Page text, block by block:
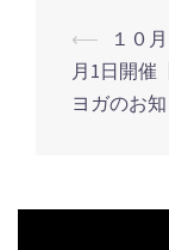
投
稿
⟵
１０
月1日開催
ヨガのお知